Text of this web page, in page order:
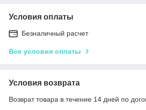
Условия оплаты
Безналичный расчет
Все условия оплаты
Условия возврата
Возврат товара в течение 14 дней по